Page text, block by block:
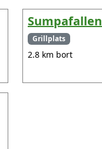
Sumpafallen
Grillplats
2.8 km bort